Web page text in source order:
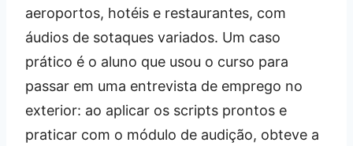
aeroportos, hotéis e restaurantes, com
áudios de sotaques variados. Um caso
prático é o aluno que usou o curso para
passar em uma entrevista de emprego no
exterior: ao aplicar os scripts prontos e
praticar com o módulo de audição, obteve a